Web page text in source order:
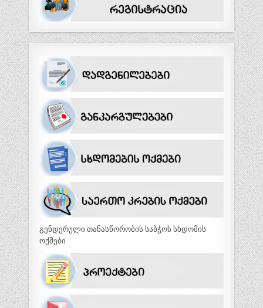
გენდერული თანასწორობის საბჭოს სხდომის
ოქმები